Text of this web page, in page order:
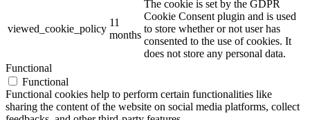
viewed_cookie_policy
11
months
The cookie is set by the GDPR
Cookie Consent plugin and is used
to store whether or not user has
consented to the use of cookies. It
does not store any personal data.
Functional
Functional
Functional cookies help to perform certain functionalities like
sharing the content of the website on social media platforms, collect